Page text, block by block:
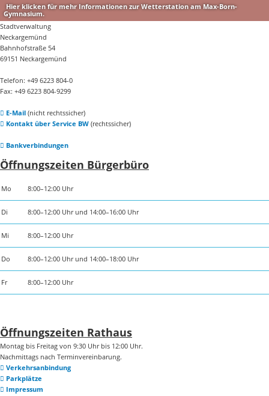
Hier klicken für mehr Informationen zur Wetterstation am Max-Born-
Gymnasium.
Stadtverwaltung
Neckargemünd
Bahnhofstraße 54
69151 Neckargemünd
Telefon: +49 6223 804-0
Fax: +49 6223 804-9299
E-Mail(nicht rechtssicher)
Kontakt über Service BW(rechtssicher)
Bankverbindungen
Öffnungszeiten Bürgerbüro
Mo 8:00–12:00 Uhr
Di 8:00–12:00 Uhr und 14:00–16:00 Uhr
Mi 8:00–12:00 Uhr
Do 8:00–12:00 Uhr und 14:00–18:00 Uhr
Fr 8:00–12:00 Uhr
Öffnungszeiten Rathaus
Montag bis Freitag von 9:30 Uhr bis 12:00 Uhr.
Nachmittags nach Terminvereinbarung.
Verkehrsanbindung
Parkplätze
Impressum